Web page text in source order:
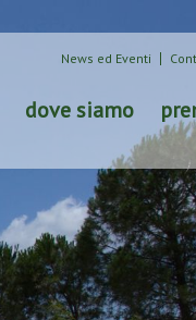
News ed Eventi
dove siamo